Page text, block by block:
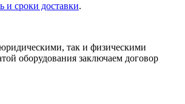
и сроки доставки.
так и физическими
оборудования заключаем договор